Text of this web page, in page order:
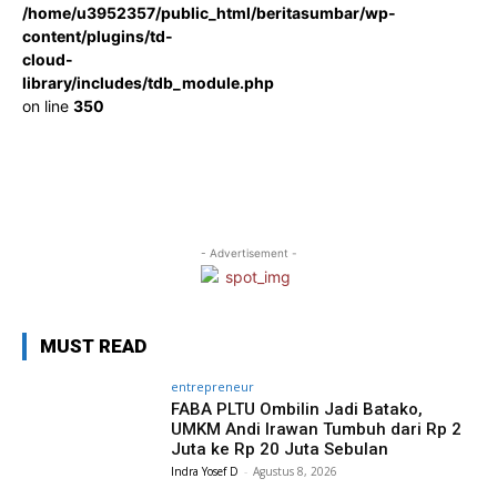
/home/u3952357/public_html/beritasumbar/wp-
content/plugins/td-
cloud-
library/includes/tdb_module.php
on line 350
- Advertisement -
MUST READ
entrepreneur
FABA PLTU Ombilin Jadi Batako,
UMKM Andi Irawan Tumbuh dari Rp 2
Juta ke Rp 20 Juta Sebulan
Indra Yosef D - Agustus 8, 2026